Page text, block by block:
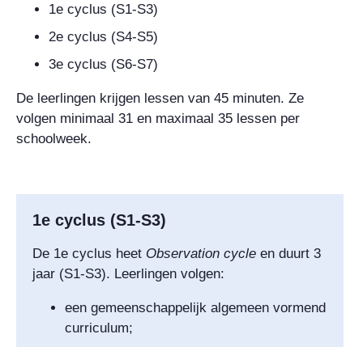
1e cyclus (S1-S3)
2e cyclus (S4-S5)
3e cyclus (S6-S7)
De leerlingen krijgen lessen van 45 minuten. Ze
volgen minimaal 31 en maximaal 35 lessen per
schoolweek.
1e cyclus (S1-S3)
De 1e cyclus heet Observation cycle en duurt 3
jaar (S1-S3). Leerlingen volgen:
een gemeenschappelijk algemeen vormend
curriculum;